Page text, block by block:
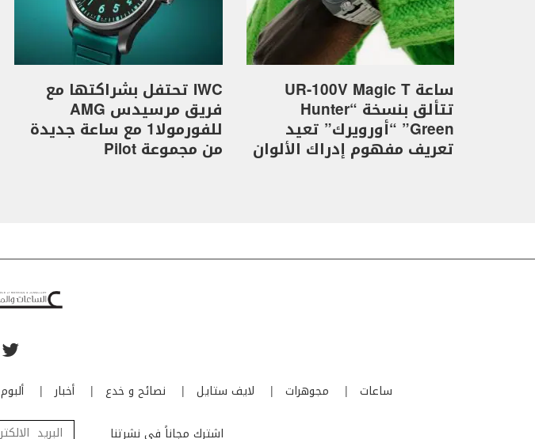
ساعة UR-100V Magic T
تتألق بنسخة “Hunter
Green” “أورويرك” تعيد
تعريف مفهوم إدراك الألوان
IWC تحتفل بشراكتها مع
فريق مرسيدس AMG
للفورمولا1 مع ساعة جديدة
من مجموعة Pilot
ساعات مجوهرات لايف ستايل نصائح و خدع أخبار
اشترك مجاناً في نشرتنا